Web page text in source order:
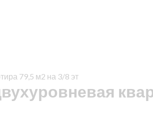
79,5 м2 на 3/8 эт